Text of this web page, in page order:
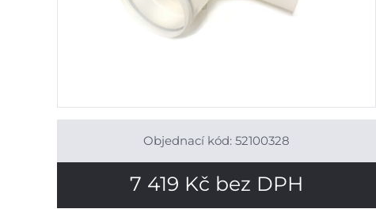
Objednací kód: 52100328
7 419 Kč bez DPH